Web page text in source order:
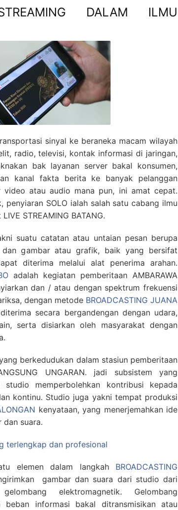
DALAM ILMU
sinyal ke beraneka macam wilayah
radio, televisi, kontak informasi di jaringan,
bak layanan server bakal konsumen,
kanal fakta berita ke banyak pelanggan
video atau audio mana pun, ini amat cepat.
penyiaran SOLO ialah salah satu cabang ilmu
STREAMING BATANG.
suatu catatan atau untaian pesan berupa
gambar atau grafik, baik yang bersifat
diterima melalui alat penerima arahan.
adalah kegiatan pemberitaan AMBARAWA
dan / atau dengan spektrum frekuensi
dengan metode BROADCASTING JUANA
secara bergandengan dengan udara,
serta disiarkan oleh masyarakat dengan
berkedudukan dalam stasiun pemberitaan
UNGARAN. jadi subsistem yang
memperbolehkan kontribusi kepada
kontinu. Studio juga yakni tempat produksi
kenyataan, yang menerjemahkan ide
dan suara.
terlengkap dan profesional
elemen dalam langkah BROADCASTING
gambar dan suara dari studio dari
elektromagnetik. Gelombang
beban informasi bakal ditransmisikan atau